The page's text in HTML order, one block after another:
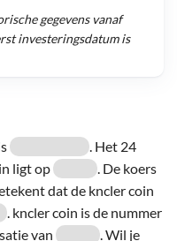
. Het 24
ligt op
. De koers
dat de kncler coin
. kncler coin is de nummer
van
. Wil je
gegevens vanaf
investeringsdatum is